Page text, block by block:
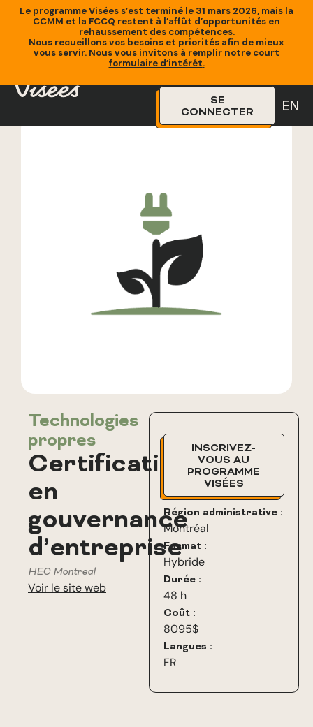
Le programme Visées s’est terminé le 31 mars 2026, mais la
CCMM et la FCCQ restent à l’affût d’opportunités en
rehaussement des compétences.
Nous recueillons vos besoins et priorités afin de mieux
vous servir. Nous vous invitons à remplir notre court
formulaire d’intérêt.
SE
CONNECTER
EN
Accueil» Formations» Certification en gouvernance
Technologies
propres
Certification
en
gouvernance
d’entreprise
HEC Montreal
Voir le site web
INSCRIVEZ-
VOUS AU
PROGRAMME
VISÉES
Région administrative :
Montréal
Format :
Hybride
Durée :
48 h
Coût :
8095$
Langues :
FR